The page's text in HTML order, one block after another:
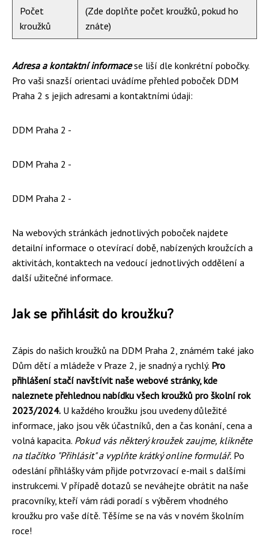
Počet
kroužků
(Zde doplňte počet kroužků, pokud ho
znáte)
Adresa a kontaktní informacese liší dle konkrétní pobočky.
Pro vaši snazší orientaci uvádíme přehled poboček DDM
Praha 2 s jejich adresami a kontaktními údaji:
DDM Praha 2 -
DDM Praha 2 -
DDM Praha 2 -
Na webových stránkách jednotlivých poboček najdete
detailní informace o otevírací době, nabízených kroužcích a
aktivitách, kontaktech na vedoucí jednotlivých oddělení a
další užitečné informace.
Jak se přihlásit do kroužku?
Zápis do našich kroužků na DDM Praha 2, známém také jako
Dům dětí a mládeže v Praze 2, je snadný a rychlý. Pro
přihlášení stačí navštívit naše webové stránky, kde
naleznete přehlednou nabídku všech kroužků pro školní rok
2023/2024. U každého kroužku jsou uvedeny důležité
informace, jako jsou věk účastníků, den a čas konání, cena a
volná kapacita. Pokud vás některý kroužek zaujme, klikněte
na tlačítko "Přihlásit" a vyplňte krátký online formulář. Po
odeslání přihlášky vám přijde potvrzovací e-mail s dalšími
instrukcemi. V případě dotazů se neváhejte obrátit na naše
pracovníky, kteří vám rádi poradí s výběrem vhodného
kroužku pro vaše dítě. Těšíme se na vás v novém školním
roce!